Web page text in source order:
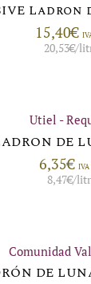
15,40€
20,53€/
Utiel -
DE
6,35€
8,47€/
Comunidad
DE